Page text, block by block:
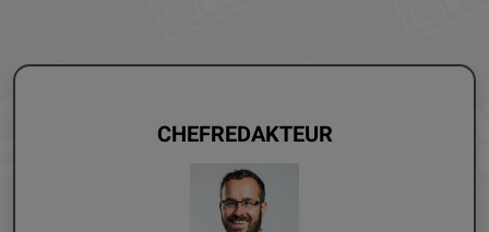
CHEFREDAKTEUR